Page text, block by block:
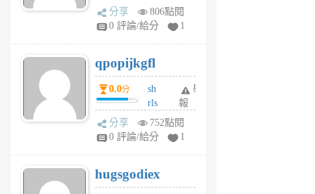
w
rs
6
個
月
前
分享
806點閱
0 評論/給分
1
qpopijkgfl
0.0分
sh
rls
k
m
6
個
舉
報
分享
752點閱
0 評論/給分
1
hugsgodiex